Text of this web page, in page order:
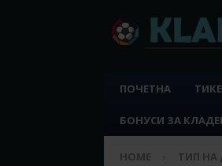
ПОЧЕТНА
БОНУСИ ЗА
HOME ТИП НА